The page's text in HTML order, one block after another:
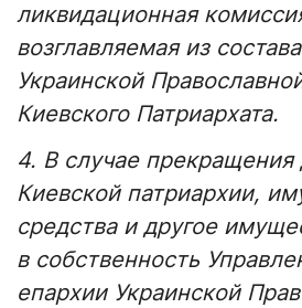
ликвидационная
возглавляемая из
Украинской
Киевского Патриархата.
4. В случае прекращения
Киевской патриархии,
средства и другое
в собственность
епархии Украинской